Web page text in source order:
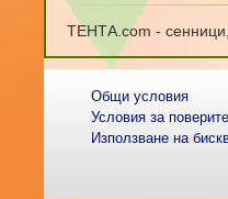
ТЕНТА.com -
Общи условия
Условия за
Използване на